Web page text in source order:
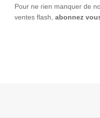
Pour ne rien manquer de
ventes flash, abonnez